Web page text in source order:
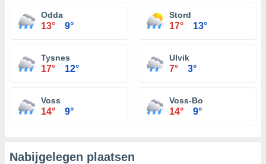
Odda
13° 9°
Stord
17° 13°
Tysnes
17° 12°
Ulvik
7° 3°
Voss
14° 9°
Voss-Bo
14° 9°
Nabijgelegen plaatsen